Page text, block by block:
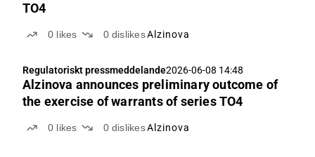
TO4
0 likes 0 dislikesAlzinova
Regulatoriskt pressmeddelande2026-06-08 14:48
Alzinova announces preliminary outcome of
the exercise of warrants of series TO4
0 likes 0 dislikesAlzinova